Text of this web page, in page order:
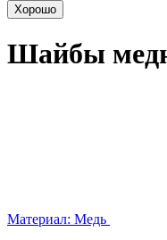
Хорошо
Шайбы
Материал: Медь